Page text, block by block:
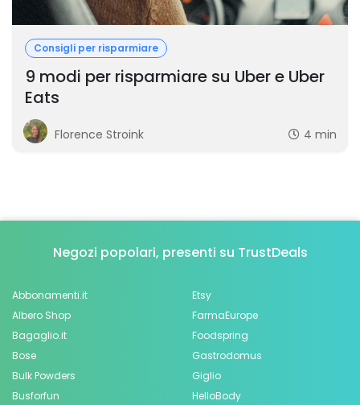
Consigli per risparmiare
9 modi per risparmiare su Uber e Uber
Eats
Florence Stroink 4 min
Negozi popolari, presenti su TrustDeals
Abbonamenti.it
Albero Shop
Bagaglio.it
Bose
Bulk Powders
Busforfun
Etsy
FarmaEurope
Foodspring
Gastrodomus
Giglio
HelloBody